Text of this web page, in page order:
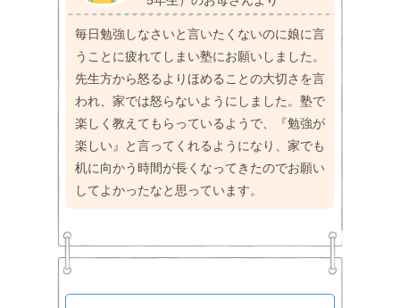
毎日勉強しなさいと言いたくないのに娘に言
うことに疲れてしまい塾にお願いしました。
先生方から怒るよりほめることの大切さを言
われ、家では怒らないようにしました。塾で
楽しく教えてもらっているようで、『勉強が
楽しい』と言ってくれるようになり、家でも
机に向かう時間が長くなってきたのでお願い
してよかったなと思っています。